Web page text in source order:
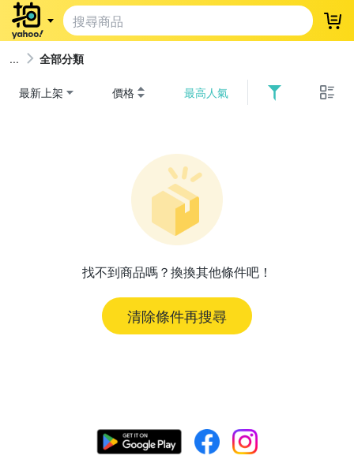
登
全部分類
最新上架 價格 最高人氣
找不到商品嗎？換換其他條件吧！
清除條件再搜尋